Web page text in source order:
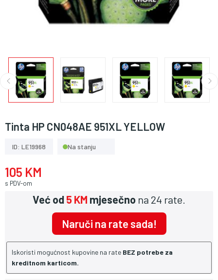
Tinta HP CN048AE 951XL YELLOW
ID: LE19968 Na stanju
105 KM
s PDV-om
Već od5 KM mjesečno na 24 rate.
Naruči na rate sada!
Iskoristi mogućnost kupovine na rate BEZ potrebe za
kreditnom karticom.